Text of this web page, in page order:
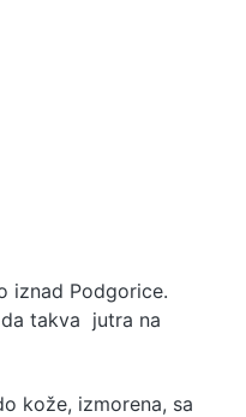
iznad Podgorice.
takva jutra na
kože, izmorena, sa